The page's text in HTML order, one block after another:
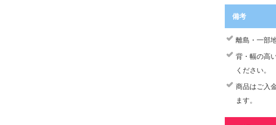
備考
離島・一部
背・幅の高
ください。
商品はご入
ます。